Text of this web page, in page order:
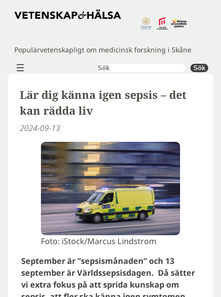
Hoppa
Populärvetenskapligt om medicinsk forskning i Skåne
Sök Sök
Lär dig känna igen sepsis – det
kan rädda liv
2024-09-13
Foto: iStock/Marcus Lindstrom
September är ”sepsismånaden” och 13
september är Världssepsisdagen. Då sätter
vi extra fokus på att sprida kunskap om